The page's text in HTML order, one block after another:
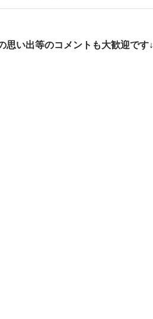
思い出等のコメントも大歓迎です↓